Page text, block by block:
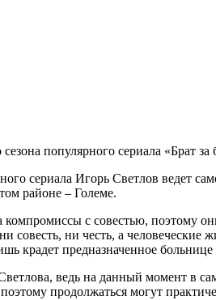
популярного сериала «Брат
сериала Игорь Светлов ведет
районе – Големе.
с совестью, поэтому
совесть, ни честь, а
крадет предназначенное
ведь на данный момент в
продолжаться могут